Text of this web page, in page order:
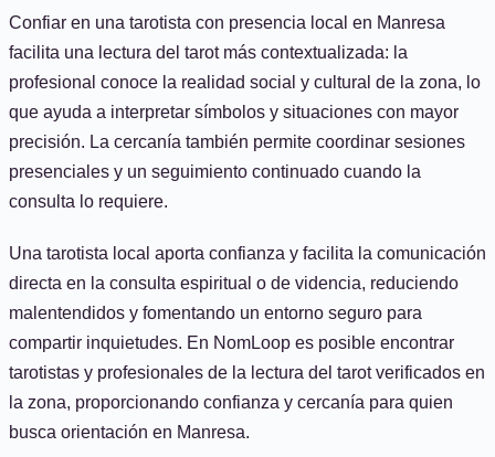
Confiar en una tarotista con presencia local en Manresa
facilita una lectura del tarot más contextualizada: la
profesional conoce la realidad social y cultural de la zona, lo
que ayuda a interpretar símbolos y situaciones con mayor
precisión. La cercanía también permite coordinar sesiones
presenciales y un seguimiento continuado cuando la
consulta lo requiere.
Una tarotista local aporta confianza y facilita la comunicación
directa en la consulta espiritual o de videncia, reduciendo
malentendidos y fomentando un entorno seguro para
compartir inquietudes. En NomLoop es posible encontrar
tarotistas y profesionales de la lectura del tarot verificados en
la zona, proporcionando confianza y cercanía para quien
busca orientación en Manresa.